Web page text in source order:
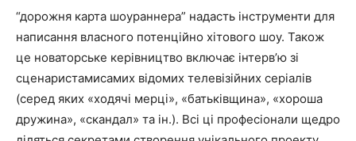
“дорожня карта шоураннера” надасть інструменти для
написання власного потенційно хітового шоу. Також
це новаторське керівництво включає інтерв’ю зі
сценаристамисамих відомих телевізійних серіалів
(серед яких «ходячі мерці», «батьківщина», «хороша
дружина», «скандал» та ін.). Всі ці професіонали щедро